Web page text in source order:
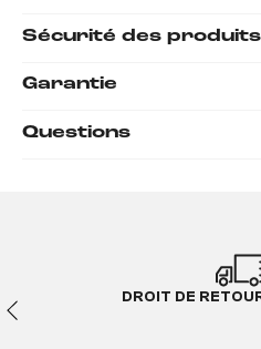
Sécurité des produits
Garantie
Questions
DROIT DE